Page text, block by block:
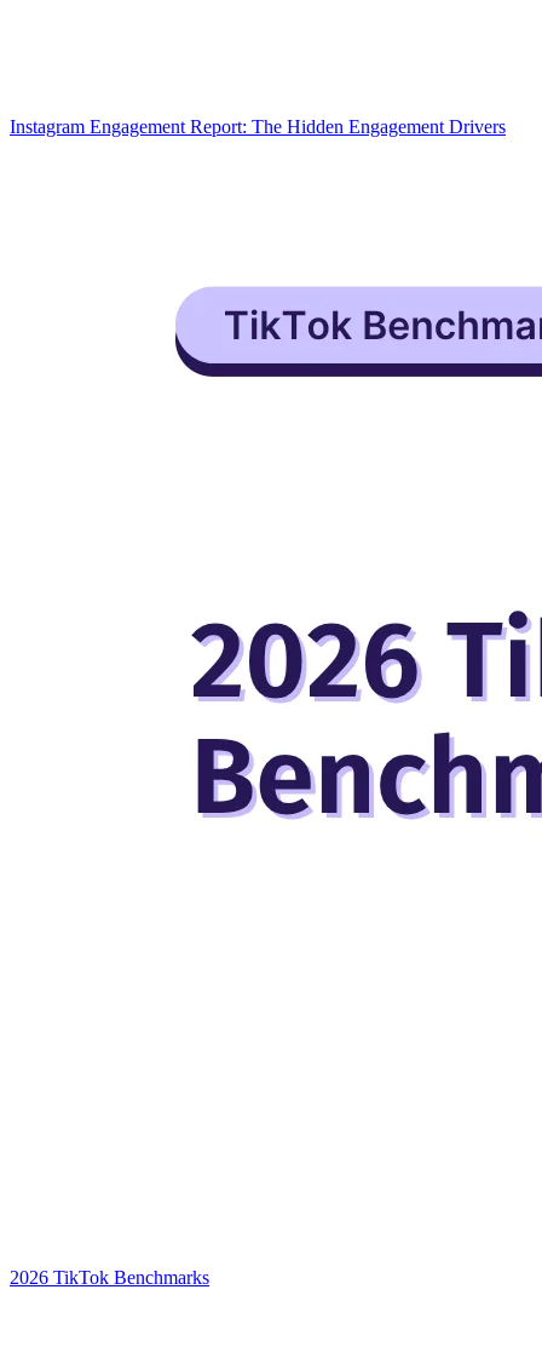
Instagram Engagement Report: The Hidden Engagement Drivers
2026 TikTok Benchmarks